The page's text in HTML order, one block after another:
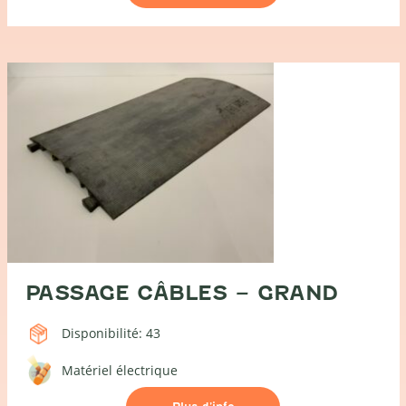
4p
/
/
5m
PASSAGE CÂBLES – GRAND
Disponibilité: 43
Matériel électrique